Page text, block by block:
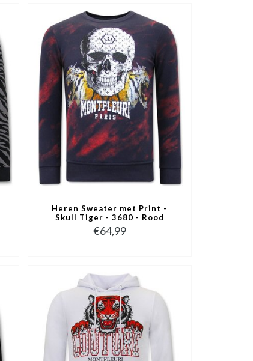
Heren Sweater met Print -
Skull Tiger - 3680 - Rood
€64,99